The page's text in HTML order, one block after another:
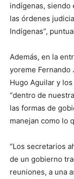
indígenas, siendo
las órdenes
Indígenas”,
Además, en la
yoreme Fernando
Hugo Aguilar y
“dentro de
las formas de
manejan como lo
“Los secretarios
de un gobierno
reuniones, a una